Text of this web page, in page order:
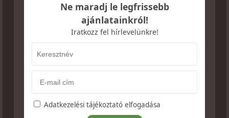
Ne maradj le legfrissebb
ajánlatainkról!
Iratkozz fel hírlevelünkre!
Adatkezelési tájékoztató elfogadása